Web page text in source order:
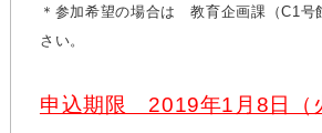
＊参加希望の場合は 教育企画課（C1号
さい。
申込期限 2019年1月8日（